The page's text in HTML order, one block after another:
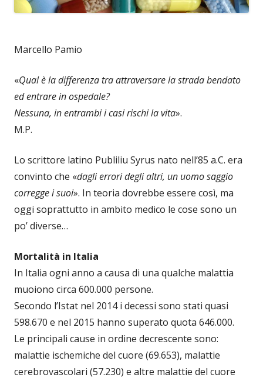
Marcello Pamio
«Qual è la differenza tra attraversare la strada bendato
ed entrare in ospedale?
Nessuna, in entrambi i casi rischi la vita».
M.P.
Lo scrittore latino Publiliu Syrus nato nell’85 a.C. era
convinto che «dagli errori degli altri, un uomo saggio
corregge i suoi». In teoria dovrebbe essere così, ma
oggi soprattutto in ambito medico le cose sono un
po’ diverse…
Mortalità in Italia
In Italia ogni anno a causa di una qualche malattia
muoiono circa 600.000 persone.
Secondo l’Istat nel 2014 i decessi sono stati quasi
598.670 e nel 2015 hanno superato quota 646.000.
Le principali cause in ordine decrescente sono:
malattie ischemiche del cuore (69.653), malattie
cerebrovascolari (57.230) e altre malattie del cuore